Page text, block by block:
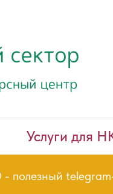
Услуги для
telegram-